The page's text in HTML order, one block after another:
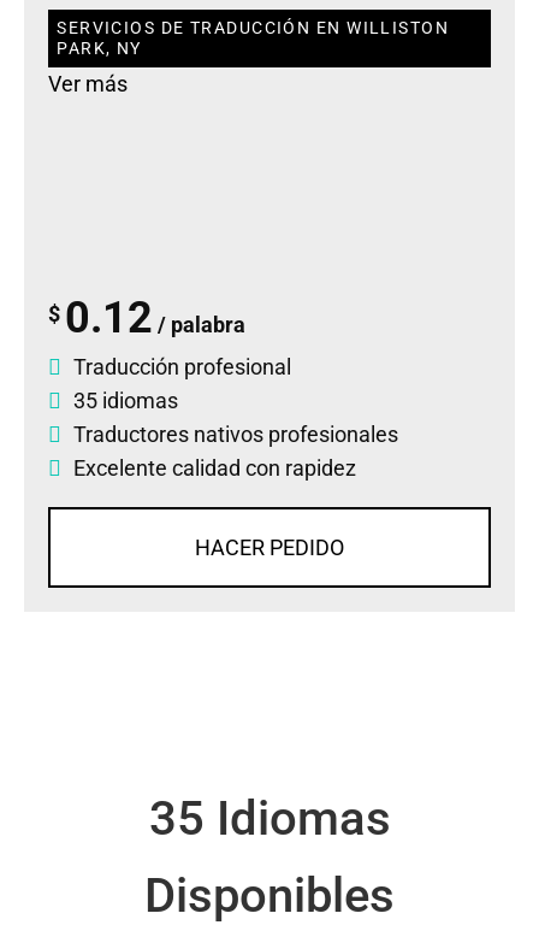
SERVICIOS DE TRADUCCIÓN EN WILLISTON
PARK, NY
Ver más
$ 0.12 / palabra
Traducción profesional
35 idiomas
Traductores nativos profesionales
Excelente calidad con rapidez
HACER PEDIDO
35 Idiomas
Disponibles